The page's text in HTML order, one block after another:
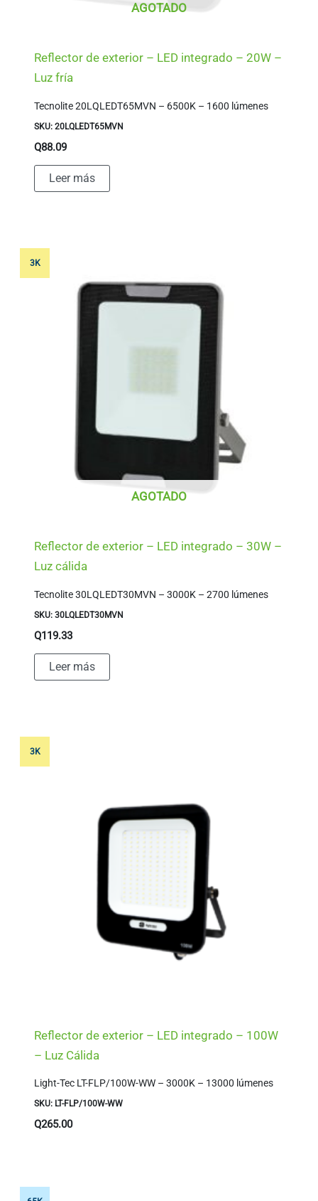
AGOTADO
Reflector de exterior – LED integrado – 20W –
Luz fría
Tecnolite 20LQLEDT65MVN – 6500K – 1600 lúmenes
SKU: 20LQLEDT65MVN
Q88.09
Leer más
3K
AGOTADO
Reflector de exterior – LED integrado – 30W –
Luz cálida
Tecnolite 30LQLEDT30MVN – 3000K – 2700 lúmenes
SKU: 30LQLEDT30MVN
Q119.33
Leer más
3K
Reflector de exterior – LED integrado – 100W
– Luz Cálida
Light-Tec LT-FLP/100W-WW – 3000K – 13000 lúmenes
SKU: LT-FLP/100W-WW
Q265.00